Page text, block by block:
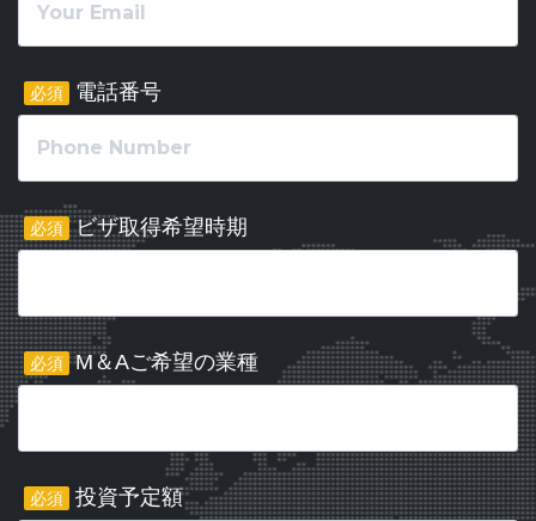
必須 電話番号
必須 ビザ取得希望時期
必須 M＆Aご希望の業種
必須 投資予定額